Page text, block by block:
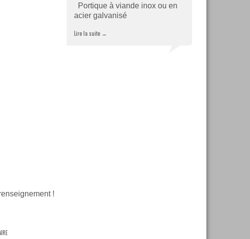
!
Portique à viande inox ou en
acier galvanisé
Lire la suite→